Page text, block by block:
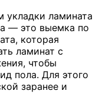
ламината
— это выемка по
которая
ламинат с
чтобы
пола. Для этого
заранее и